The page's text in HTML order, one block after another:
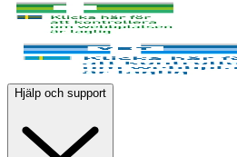
Hjälp och support